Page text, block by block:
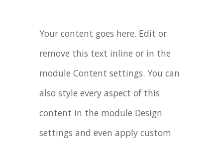
Your content goes here. Edit or
remove this text inline or in the
module Content settings. You can
also style every aspect of this
content in the module Design
settings and even apply custom